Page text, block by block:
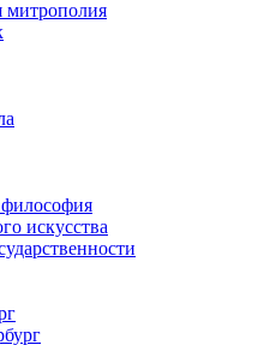
митрополия
философия
искусства